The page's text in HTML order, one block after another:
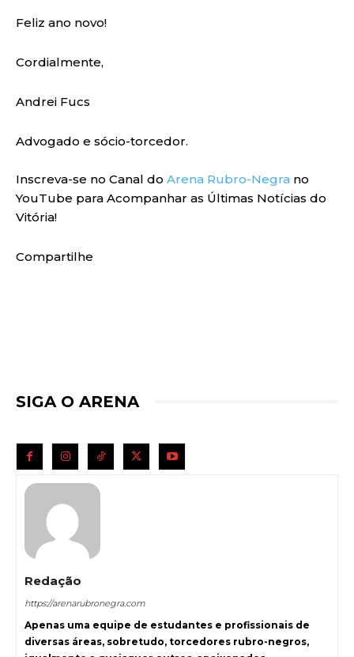
Feliz ano novo!
Cordialmente,
Andrei Fucs
Advogado e sócio-torcedor.
Inscreva-se no Canal do Arena Rubro-Negra no
YouTube para Acompanhar as Últimas Notícias do
Vitória!
Compartilhe
SIGA O ARENA
Redação
https://arenarubronegra.com
Apenas uma equipe de estudantes e profissionais de
diversas áreas, sobretudo, torcedores rubro-negros,